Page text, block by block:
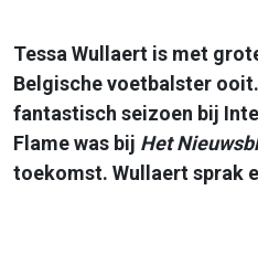
Tessa Wullaert is met
Belgische voetbalster
fantastisch seizoen bij
Flame was bij Het
toekomst. Wullaert sprak